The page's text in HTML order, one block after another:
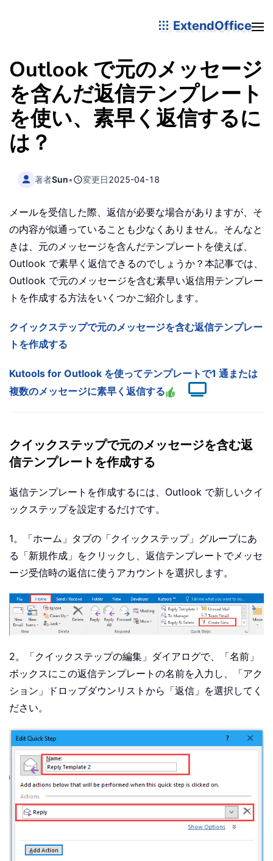
ExtendOffice
Outlook で元のメッセージ
を含んだ返信テンプレート
を使い、素早く返信するに
は？
著者Sun• 変更日2025-04-18
メールを受信した際、返信が必要な場合がありますが、そ
の内容が似通っていることも少なくありません。そんなと
きは、元のメッセージを含んだテンプレートを使えば、
Outlook で素早く返信できるのでしょうか？本記事では、
Outlook で元のメッセージを含む素早い返信用テンプレー
トを作成する方法をいくつかご紹介します。
クイックステップで元のメッセージを含む返信テンプレー
トを作成する
Kutools for Outlook を使ってテンプレートで1 通または
複数のメッセージに素早く返信する
クイックステップで元のメッセージを含む返
信テンプレートを作成する
返信テンプレートを作成するには、Outlook で新しいクイ
ックステップを設定するだけです。
1。「ホーム」タブの「クイックステップ」グループにあ
る「新規作成」をクリックし、返信テンプレートでメッセ
ージ受信時の返信に使うアカウントを選択します。
2。「クイックステップの編集」ダイアログで、「名前」
ボックスにこの返信テンプレートの名前を入力し、「アク
ション」ドロップダウンリストから「返信」を選択してく
ださい。